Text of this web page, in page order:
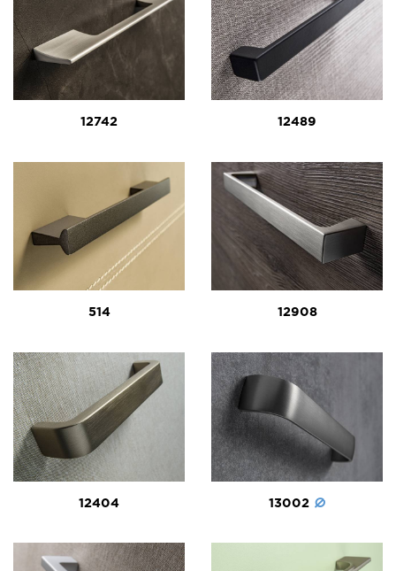
12742 12489
514 12908
12404 13002